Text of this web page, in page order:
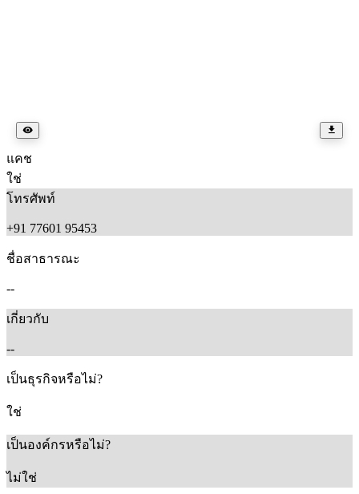
แคช
ใช่
โทรศัพท์
+91 77601 95453
ชื่อสาธารณะ
--
เกี่ยวกับ
--
เป็นธุรกิจหรือไม่?
ใช่
เป็นองค์กรหรือไม่?
ไม่ใช่